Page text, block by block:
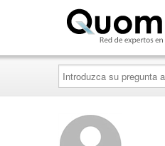
Introduzca
su
pregunta
aquí...